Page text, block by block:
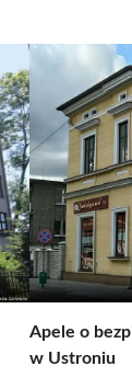
Apele o
w Ustroniu